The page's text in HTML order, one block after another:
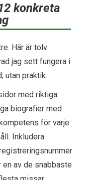
konkreta
Här är tolv
jag sett fungera i
utan praktik.
med riktiga
biografier med
för varje
Inkludera
av de snabbaste